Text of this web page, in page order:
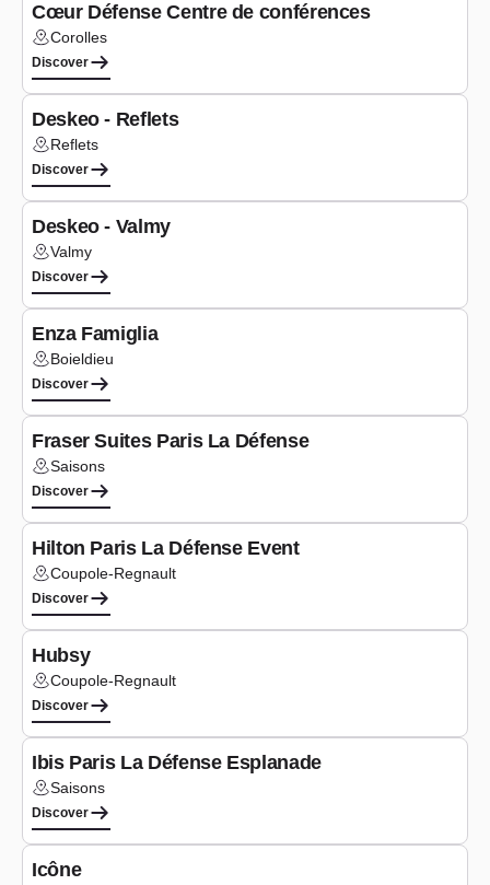
Cœur Défense Centre de conférences
Lieu :Corolles
Discover
Deskeo - Reflets
Lieu :Reflets
Discover
Deskeo - Valmy
Lieu :Valmy
Discover
Enza Famiglia
Lieu :Boieldieu
Discover
Fraser Suites Paris La Défense
Lieu :Saisons
Discover
Hilton Paris La Défense Event
Lieu :Coupole-Regnault
Discover
Hubsy
Lieu :Coupole-Regnault
Discover
Ibis Paris La Défense Esplanade
Lieu :Saisons
Discover
Icône